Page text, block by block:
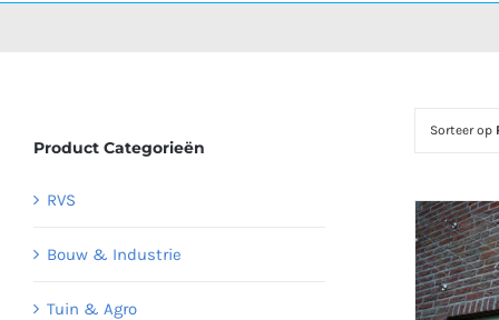
Sorteer op
Product Categorieën
RVS
Bouw & Industrie
Tuin & Agro